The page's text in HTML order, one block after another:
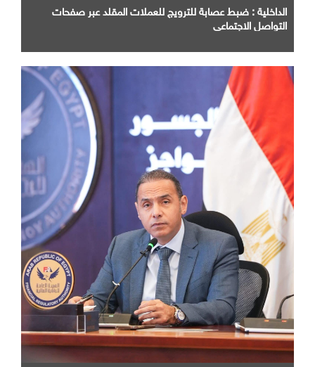
الداخلية : ضبط عصابة للترويج للعملات المقلد عبر صفحات
التواصل الاجتماعي